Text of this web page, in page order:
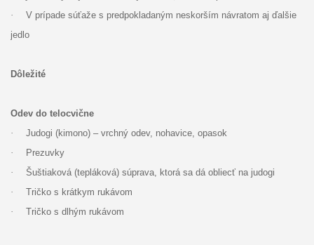
·
V prípade súťaže s predpokladaným neskorším návratom aj ďalšie
jedlo
Dôležité
Odev do telocvične
·
Judogi (kimono) – vrchný odev, nohavice, opasok
·
Prezuvky
·
Šuštiaková (tepláková) súprava, ktorá sa dá obliecť na judogi
·
Tričko s krátkym rukávom
·
Tričko s dlhým rukávom